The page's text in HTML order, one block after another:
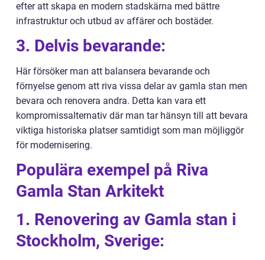
efter att skapa en modern stadskärna med bättre
infrastruktur och utbud av affärer och bostäder.
3. Delvis bevarande:
Här försöker man att balansera bevarande och
förnyelse genom att riva vissa delar av gamla stan men
bevara och renovera andra. Detta kan vara ett
kompromissalternativ där man tar hänsyn till att bevara
viktiga historiska platser samtidigt som man möjliggör
för modernisering.
Populära exempel på Riva
Gamla Stan Arkitekt
1. Renovering av Gamla stan i
Stockholm, Sverige: